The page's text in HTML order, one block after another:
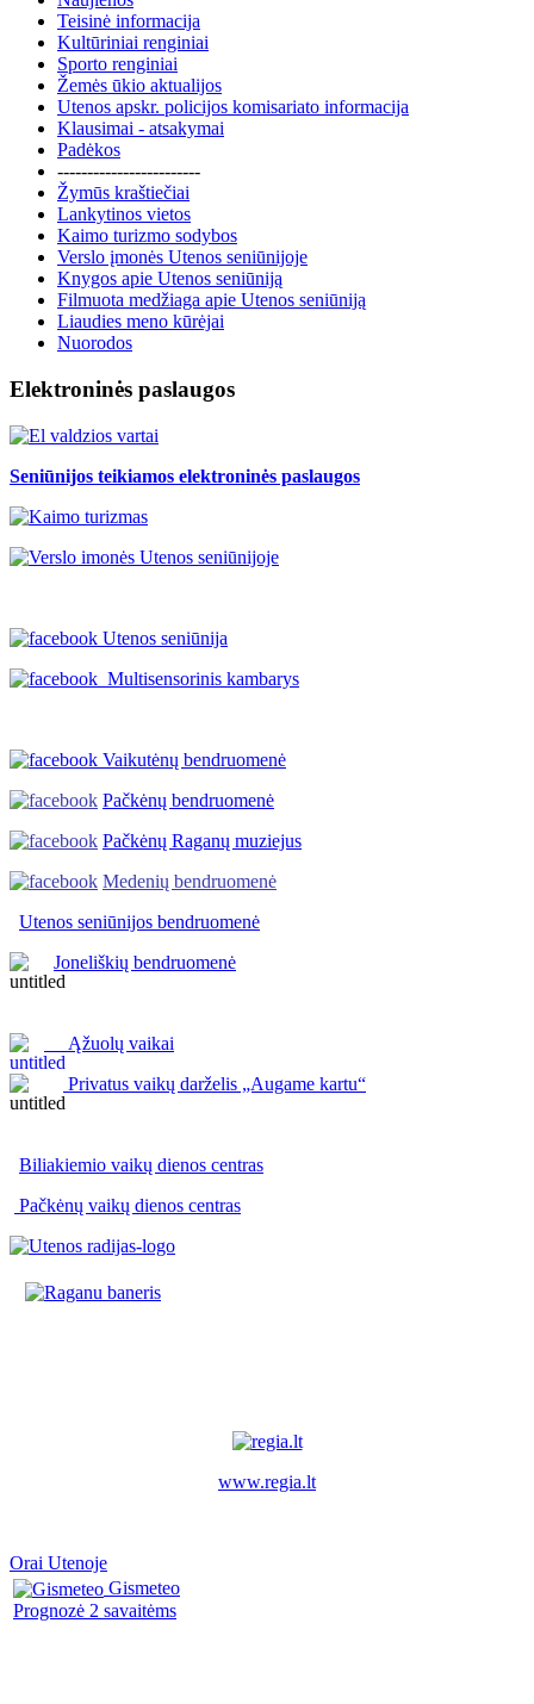
Teisinė informacija
Kultūriniai renginiai
Sporto renginiai
Žemės ūkio aktualijos
Utenos apskr. policijos komisariato informacija
Klausimai - atsakymai
Padėkos
------------------------
Žymūs kraštiečiai
Lankytinos vietos
Kaimo turizmo sodybos
Verslo įmonės Utenos seniūnijoje
Knygos apie Utenos seniūniją
Filmuota medžiaga apie Utenos seniūniją
Liaudies meno kūrėjai
Nuorodos
Elektroninės paslaugos
Seniūnijos teikiamos elektroninės paslaugos
Utenos seniūnija
Multisensorinis kambarys
Vaikutėnų bendruomenė
Pačkėnų bendruomenė
Pačkėnų Raganų muziejus
Medenių bendruomenė
Utenos seniūnijos bendruomenė
Joneliškių bendruomenė
Ąžuolų vaikai
Privatus vaikų darželis „Augame kartu“
Biliakiemio vaikų dienos centras
Pačkėnų vaikų dienos centras
www.regia.lt
Orai Utenoje
Gismeteo
Prognozė 2 savaitėms